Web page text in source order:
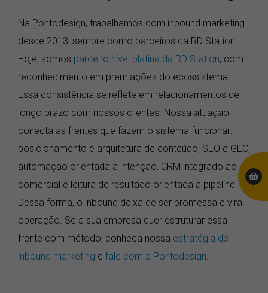
Na Pontodesign, trabalhamos com inbound marketing
desde 2013, sempre como parceiros da RD Station.
Hoje, somos parceiro nível platina da RD Station, com
reconhecimento em premiações do ecossistema.
Essa consistência se reflete em relacionamentos de
longo prazo com nossos clientes. Nossa atuação
conecta as frentes que fazem o sistema funcionar:
posicionamento e arquitetura de conteúdo, SEO e GEO,
automação orientada a intenção, CRM integrado ao
comercial e leitura de resultado orientada a pipeline.
Dessa forma, o inbound deixa de ser promessa e vira
operação. Se a sua empresa quer estruturar essa
frente com método, conheça nossa estratégia de
inbound marketing e fale com a Pontodesign.